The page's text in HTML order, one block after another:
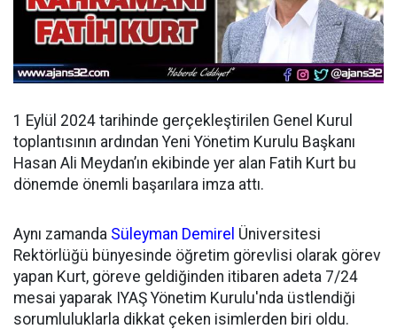
1 Eylül 2024 tarihinde gerçekleştirilen Genel Kurul
toplantısının ardından Yeni Yönetim Kurulu Başkanı
Hasan Ali Meydan’ın ekibinde yer alan Fatih Kurt bu
dönemde önemli başarılara imza attı.
Aynı zamanda Süleyman Demirel Üniversitesi
Rektörlüğü bünyesinde öğretim görevlisi olarak görev
yapan Kurt, göreve geldiğinden itibaren adeta 7/24
mesai yaparak IYAŞ Yönetim Kurulu'nda üstlendiği
sorumluluklarla dikkat çeken isimlerden biri oldu.